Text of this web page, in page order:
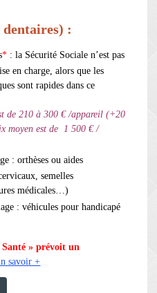
dentaires) :
* : la Sécurité Sociale n’est pas
en charge, alors que les
sont rapides dans ce
de 210 à 300 € /appareil (+20
moyen est de 1 500 € /
: orthèses ou aides
semelles
médicales…)
: véhicules pour handicapé
» prévoit un
savoir +